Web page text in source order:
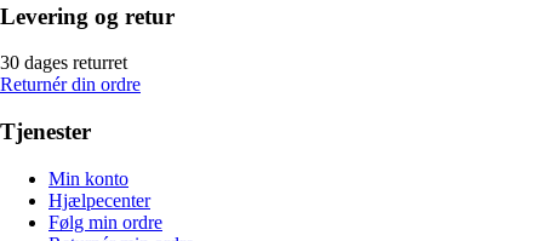
Levering og retur
30 dages returret
Returnér din ordre
Tjenester
Min konto
Hjælpecenter
Følg min ordre